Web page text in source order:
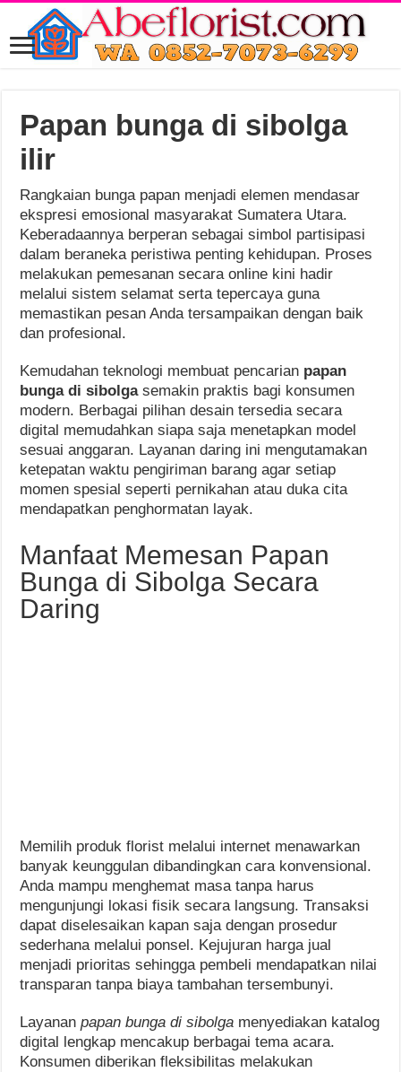
Papan bunga di sibolga
ilir
Rangkaian bunga papan menjadi elemen mendasar
ekspresi emosional masyarakat Sumatera Utara.
Keberadaannya berperan sebagai simbol partisipasi
dalam beraneka peristiwa penting kehidupan. Proses
melakukan pemesanan secara online kini hadir
melalui sistem selamat serta tepercaya guna
memastikan pesan Anda tersampaikan dengan baik
dan profesional.
Kemudahan teknologi membuat pencarian papan
bunga di sibolgasemakin praktis bagi konsumen
modern. Berbagai pilihan desain tersedia secara
digital memudahkan siapa saja menetapkan model
sesuai anggaran. Layanan daring ini mengutamakan
ketepatan waktu pengiriman barang agar setiap
momen spesial seperti pernikahan atau duka cita
mendapatkan penghormatan layak.
Manfaat Memesan Papan
Bunga di Sibolga Secara
Daring
Memilih produk florist melalui internet menawarkan
banyak keunggulan dibandingkan cara konvensional.
Anda mampu menghemat masa tanpa harus
mengunjungi lokasi fisik secara langsung. Transaksi
dapat diselesaikan kapan saja dengan prosedur
sederhana melalui ponsel. Kejujuran harga jual
menjadi prioritas sehingga pembeli mendapatkan nilai
transparan tanpa biaya tambahan tersembunyi.
Layananpapan bunga di sibolga menyediakan katalog
digital lengkap mencakup berbagai tema acara.
Konsumen diberikan fleksibilitas melakukan